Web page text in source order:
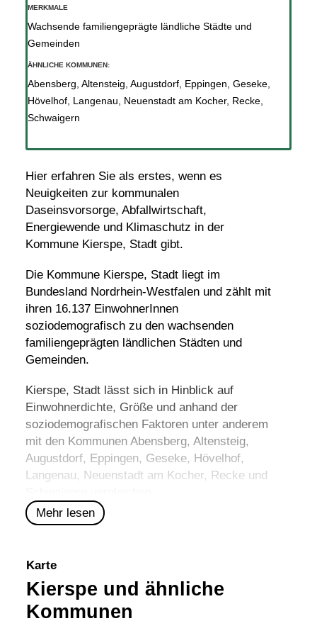
Hier erfahren Sie als erstes, wenn es
Neuigkeiten zur kommunalen
Daseinsvorsorge, Abfallwirtschaft,
Energiewende und Klimaschutz in der
Kommune Kierspe, Stadt gibt.
Die Kommune Kierspe, Stadt liegt im
Bundesland Nordrhein-Westfalen und zählt mit
ihren 16.137 EinwohnerInnen
soziodemografisch zu den wachsenden
familiengeprägten ländlichen Städten und
Gemeinden.
Kierspe, Stadt lässt sich in Hinblick auf
Einwohnerdichte, Größe und anhand der
soziodemografischen Faktoren unter anderem
mit den Kommunen Abensberg, Altensteig,
Augustdorf, Eppingen, Geseke, Hövelhof,
Langenau, Neuenstadt am Kocher, Reckeund
Mehr lesen
MERKMALE
Wachsende familiengeprägte ländliche Städte und
Gemeinden
ÄHNLICHE KOMMUNEN:
Abensberg Altensteig Augustdorf, Eppingen Geseke,
Hövelhof, Langenau Neuenstadt am Kocher, Recke,
Schwaigern
Karte
Kierspe und ähnliche
Kommunen